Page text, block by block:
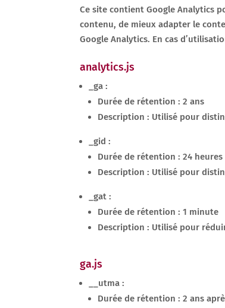
Ce site contient Google Analytics
contenu, de mieux adapter le
Google Analytics. En cas
analytics.js
_ga :
Durée de rétention : 2 ans
Description : Utilisé pour
_gid :
Durée de rétention : 24 heures
Description : Utilisé pour
_gat :
Durée de rétention : 1 minute
Description : Utilisé pour
ga.js
__utma :
Durée de rétention : 2 ans